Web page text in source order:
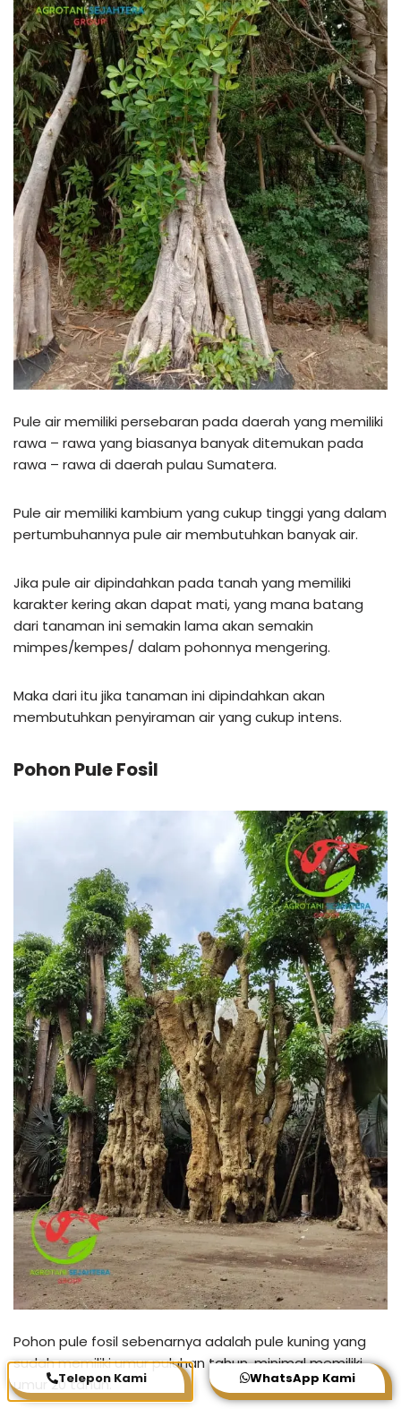
Pule air memiliki persebaran pada daerah yang memiliki
rawa – rawa yang biasanya banyak ditemukan pada
rawa – rawa di daerah pulau Sumatera.
Pule air memiliki kambium yang cukup tinggi yang dalam
pertumbuhannya pule air membutuhkan banyak air.
Jika pule air dipindahkan pada tanah yang memiliki
karakter kering akan dapat mati, yang mana batang
dari tanaman ini semakin lama akan semakin
mimpes/kempes/ dalam pohonnya mengering.
Maka dari itu jika tanaman ini dipindahkan akan
membutuhkan penyiraman air yang cukup intens.
Pohon Pule Fosil
Pohon pule fosil sebenarnya adalah pule kuning yang
sudah memiliki umur puluhan tahun, minimal memiliki
umur 20 tahun.
Telepon Kami WhatsApp Kami